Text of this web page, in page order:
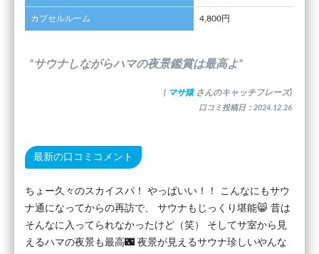
カプセルルーム 4,800円
”サウナしながらハマの夜景鑑賞は最高よ”
( マサ猿 さんのキャッチフレーズ)
口コミ投稿日：2024.12.26
最新の口コミコメント
ちょー久々のスカイスパ！ やっぱいい！！ こんなにもサウ
ナ通になってからの再訪で、 サウナもじっくり堪能😸 昔は
そんなに入ってられなかったけど（笑） そしてサ室から見
えるハマの夜景も最高🌃 夜景が見えるサウナ珍しいやんな